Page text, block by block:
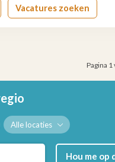
Vacatures zoeken
Pagina 1
Alle locaties
Hou me op